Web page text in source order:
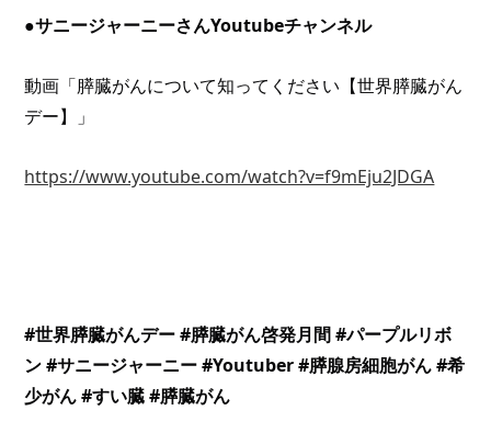
●サニージャーニーさんYoutubeチャンネル
動画「膵臓がんについて知ってください【世界膵臓がん
デー】」
https://www.youtube.com/watch?v=f9mEju2JDGA
#世界膵臓がんデー #膵臓がん啓発月間 #パープルリボ
ン #サニージャーニー #Youtuber #膵腺房細胞がん #希
少がん #すい臓 #膵臓がん